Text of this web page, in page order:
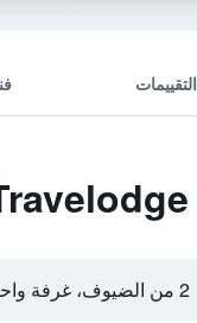
التقييمات
2 من الضيوف، غرفة واحدة